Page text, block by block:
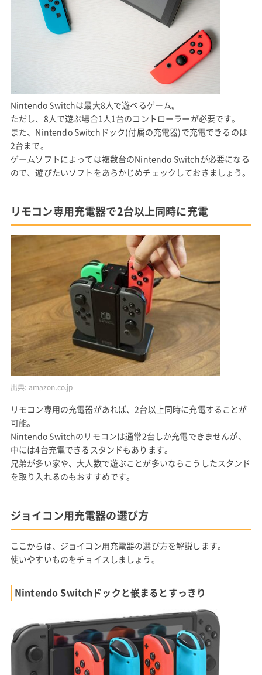
Nintendo Switchは最大8人で遊べるゲーム。
ただし、8人で遊ぶ場合1人1台のコントローラーが必要です。
また、Nintendo Switchドック(付属の充電器)で充電できるのは
2台まで。
ゲームソフトによっては複数台のNintendo Switchが必要になる
ので、遊びたいソフトをあらかじめチェックしておきましょう。
リモコン専用充電器で2台以上同時に充電
出典: amazon.co.jp
リモコン専用の充電器があれば、2台以上同時に充電することが
可能。
Nintendo Switchのリモコンは通常2台しか充電できませんが、
中には4台充電できるスタンドもあります。
兄弟が多い家や、大人数で遊ぶことが多いならこうしたスタンド
を取り入れるのもおすすめです。
ジョイコン用充電器の選び方
ここからは、ジョイコン用充電器の選び方を解説します。
使いやすいものをチョイスしましょう。
Nintendo Switchドックと嵌まるとすっきり